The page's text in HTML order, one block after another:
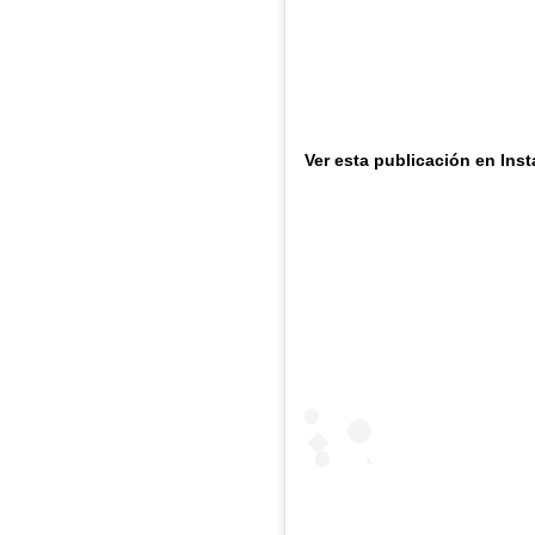
Ver esta publicación en